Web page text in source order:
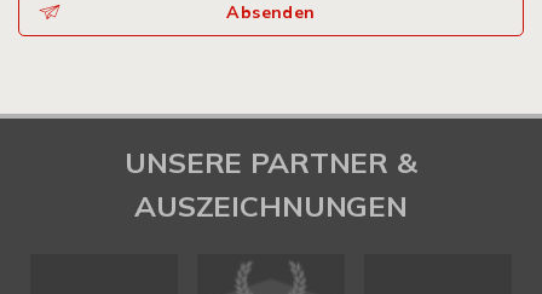
Absenden
UNSERE PARTNER &
AUSZEICHNUNGEN